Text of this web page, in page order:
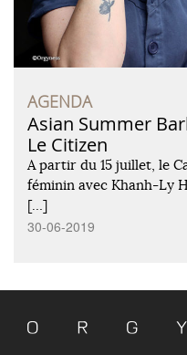
AGENDA
Asian Summer
Le Citizen
A partir du 15 juillet, le
féminin avec Khanh-Ly
[…]
30-06-2019